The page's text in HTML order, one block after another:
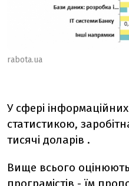
rabota.ua
У сфері
статистикою,
тисячі доларів .
Вище всього